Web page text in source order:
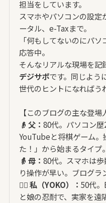
担当をしています。
スマホやパソコンの設
ータル、e-Taxまで。
「何もしてないのにパ
応答中。
そんなリアルな現場を記
デジサポです。同じよう
世代のヒントになればう
【このブログの主な登場
👴 父：80代。パソコン
YouTubeと将棋ゲーム
た！」から始まるタイプ。
👵 母：80代。スマホは
り操作が早い。ブログラ
🙋‍♀️ 私（YOKO）：50代
と娘の忍耐で、実家を遠